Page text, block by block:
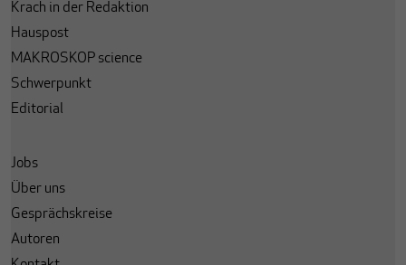
Krach in der Redaktion
Hauspost
MAKROSKOP science
Schwerpunkt
Editorial
Jobs
Über uns
Gesprächskreise
Autoren